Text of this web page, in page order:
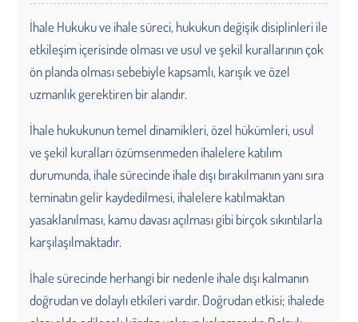
İhale Hukuku ve ihale süreci, hukukun değişik disiplinleri ile
etkileşim içerisinde olması ve usul ve şekil kurallarının çok
ön planda olması sebebiyle kapsamlı, karışık ve özel
uzmanlık gerektiren bir alandır.
İhale hukukunun temel dinamikleri, özel hükümleri, usul
ve şekil kuralları özümsenmeden ihalelere katılım
durumunda, ihale sürecinde ihale dışı bırakılmanın yanı sıra
teminatın gelir kaydedilmesi, ihalelere katılmaktan
yasaklanılması, kamu davası açılması gibi birçok sıkıntılarla
karşılaşılmaktadır.
İhale sürecinde herhangi bir nedenle ihale dışı kalmanın
doğrudan ve dolaylı etkileri vardır. Doğrudan etkisi; ihalede